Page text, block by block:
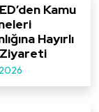
Kamu
Hayırlı